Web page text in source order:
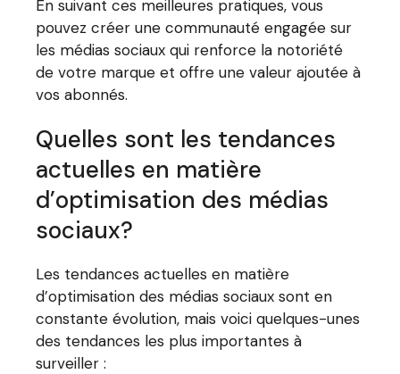
En suivant ces meilleures pratiques, vous
pouvez créer une communauté engagée sur
les médias sociaux qui renforce la notoriété
de votre marque et offre une valeur ajoutée à
vos abonnés.
Quelles sont les tendances
actuelles en matière
d’optimisation des médias
sociaux?
Les tendances actuelles en matière
d’optimisation des médias sociaux sont en
constante évolution, mais voici quelques-unes
des tendances les plus importantes à
surveiller :